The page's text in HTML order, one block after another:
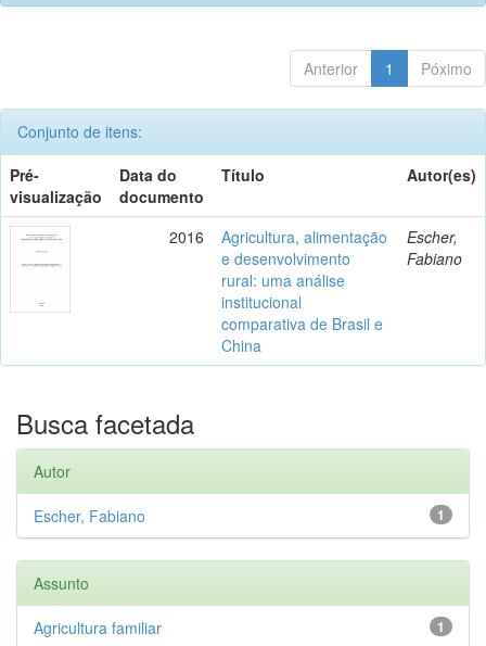
Anterior 1 Póximo
Conjunto de itens:
Pré-
visualização
Data do
documento
Título Autor(es)
2016
Agricultura, alimentação
e desenvolvimento
rural: uma análise
institucional
comparativa de Brasil e
China
Escher,
Fabiano
Busca facetada
Autor
1
Escher, Fabiano
Assunto
1
Agricultura familiar